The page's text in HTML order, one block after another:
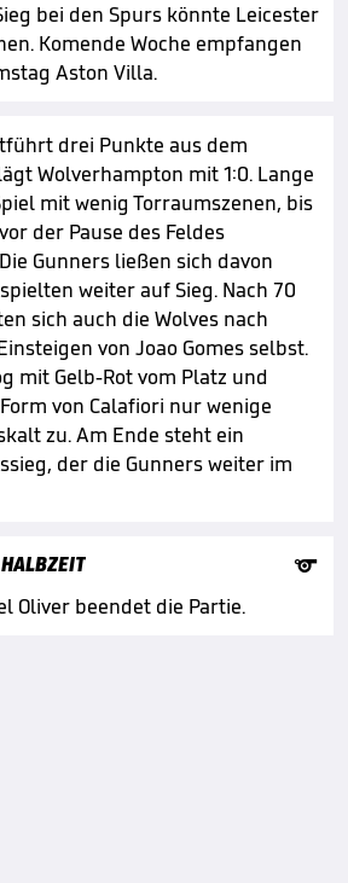
bei den Spurs könnte Leicester
Komende Woche empfangen
Aston Villa.
drei Punkte aus dem
Wolverhampton mit 1:0. Lange
mit wenig Torraumszenen, bis
der Pause des Feldes
Gunners ließen sich davon
weiter auf Sieg. Nach 70
sich auch die Wolves nach
von Joao Gomes selbst.
mit Gelb-Rot vom Platz und
von Calafiori nur wenige
zu. Am Ende steht ein
der die Gunners weiter im

Oliver beendet die Partie.